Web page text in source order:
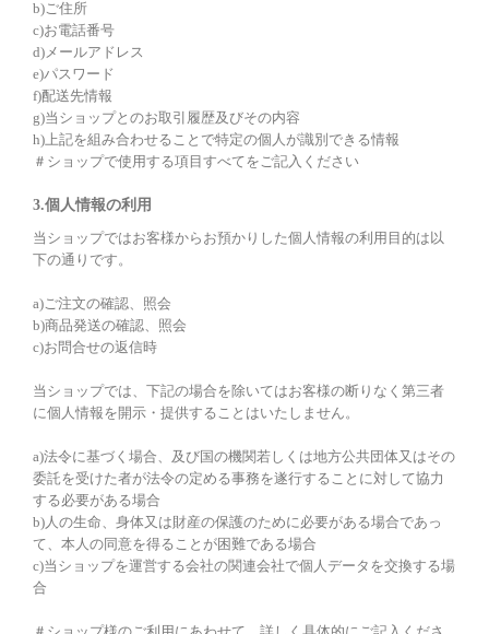
b)ご住所
c)お電話番号
d)メールアドレス
e)パスワード
f)配送先情報
g)当ショップとのお取引履歴及びその内容
h)上記を組み合わせることで特定の個人が識別できる情報
＃ショップで使用する項目すべてをご記入ください
3.個人情報の利用
当ショップではお客様からお預かりした個人情報の利用目的は以
下の通りです。
a)ご注文の確認、照会
b)商品発送の確認、照会
c)お問合せの返信時
当ショップでは、下記の場合を除いてはお客様の断りなく第三者
に個人情報を開示・提供することはいたしません。
a)法令に基づく場合、及び国の機関若しくは地方公共団体又はその
委託を受けた者が法令の定める事務を遂行することに対して協力
する必要がある場合
b)人の生命、身体又は財産の保護のために必要がある場合であっ
て、本人の同意を得ることが困難である場合
c)当ショップを運営する会社の関連会社で個人データを交換する場
合